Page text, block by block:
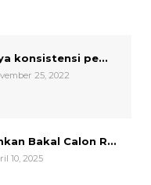
konsistensi pe...
25, 2022
Bakal Calon R...
10, 2025